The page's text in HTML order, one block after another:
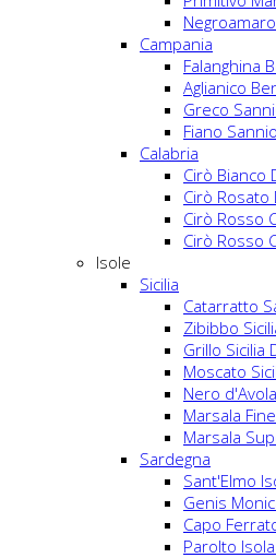
Campania
Falanghina
Aglianico
Greco
Fiano
Calabria
Cirò Bianco
Cirò Rosato
Cirò Rosso
Cirò Rosso
Isole
Sicilia
Catarratto
Zibibbo
Grillo Sicilia
Moscato
Nero
Marsala
Marsala
Sardegna
Sant'Elmo
Genis
Capo
Parolto